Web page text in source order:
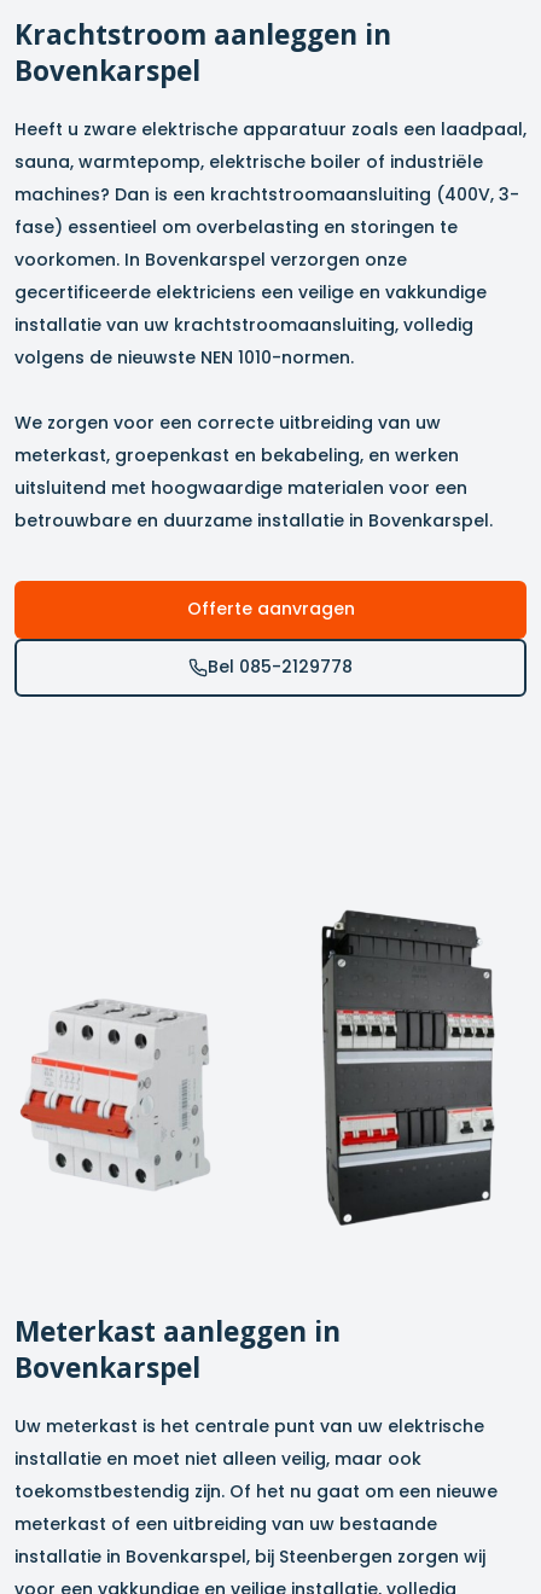
Krachtstroom aanleggen in
Bovenkarspel
Heeft u zware elektrische apparatuur zoals een laadpaal,
sauna, warmtepomp, elektrische boiler of industriële
machines? Dan is een krachtstroomaansluiting (400V, 3-
fase) essentieel om overbelasting en storingen te
voorkomen. In Bovenkarspel verzorgen onze
gecertificeerde elektriciens een veilige en vakkundige
installatie van uw krachtstroomaansluiting, volledig
volgens de nieuwste NEN 1010-normen.
We zorgen voor een correcte uitbreiding van uw
meterkast, groepenkast en bekabeling, en werken
uitsluitend met hoogwaardige materialen voor een
betrouwbare en duurzame installatie in Bovenkarspel.
Offerte aanvragen
Bel 085-2129778
Meterkast aanleggen in
Bovenkarspel
Uw meterkast is het centrale punt van uw elektrische
installatie en moet niet alleen veilig, maar ook
toekomstbestendig zijn. Of het nu gaat om een nieuwe
meterkast of een uitbreiding van uw bestaande
installatie in Bovenkarspel, bij Steenbergen zorgen wij
voor een vakkundige en veilige installatie, volledig